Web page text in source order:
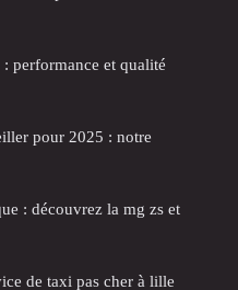
performance et qualité
pour 2025 : notre
: découvrez la mg zs et
de taxi pas cher à lille